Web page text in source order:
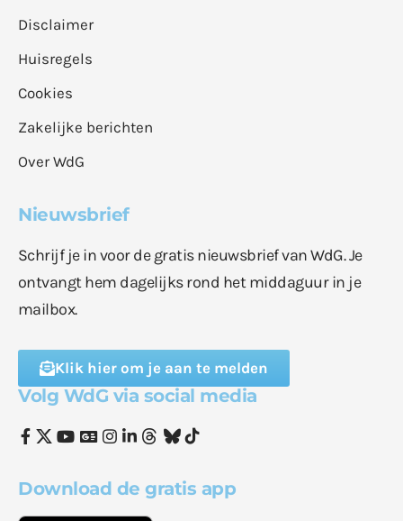
Disclaimer
Huisregels
Cookies
Zakelijke berichten
Over WdG
Nieuwsbrief
Schrijf je in voor de gratis nieuwsbrief van WdG. Je
ontvangt hem dagelijks rond het middaguur in je
mailbox.
Klik hier om je aan te melden
Volg WdG via social media
Download de gratis app